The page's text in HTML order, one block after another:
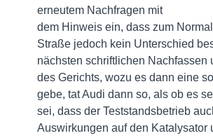
erneutem Nachfragen mit
dem Hinweis ein, dass zum
Straße jedoch kein Unterschied
nächsten schriftlichen Nachfassen
des Gerichts, wozu es dann eine
gebe, tat Audi dann so, als ob es
sei, dass der Teststandsbetrieb
Auswirkungen auf den Katalysator